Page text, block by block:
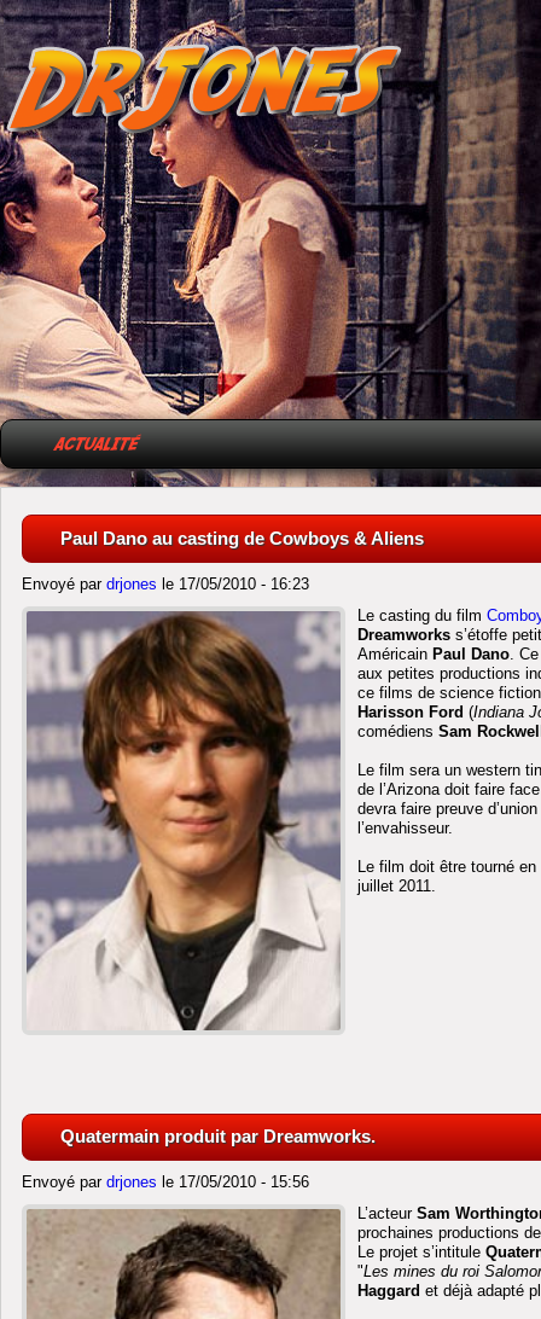
Paul Dano au casting de Cowboys & Aliens
Envoyé par drjones le 17/05/2010 - 16:23
Le casting du film
Dreamworks s’étoffe
Américain Paul Dano .
aux petites productions
ce films de science
Harisson Ford (Indiana
comédiens Sam
Le film sera un western
de l’Arizona doit faire
devra faire preuve
l’envahisseur.
Le film doit être tourné en
juillet 2011.
Quatermain produit par Dreamworks.
Envoyé par drjones le 17/05/2010 - 15:56
L’acteur Sam
prochaines productions
Le projet s’intitule
"Les mines du roi
Haggard et déjà adapté